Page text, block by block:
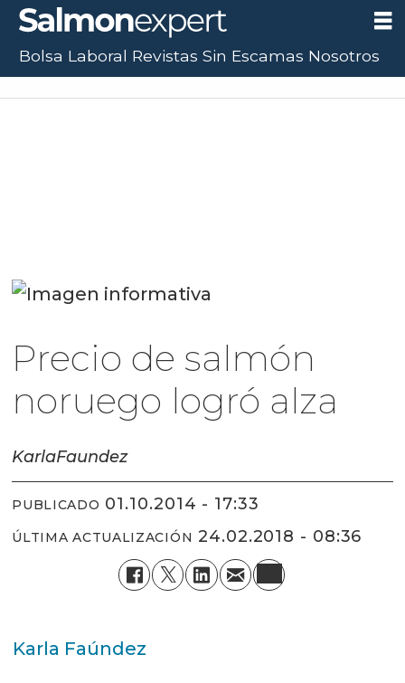
Precio de salmón
noruego logró alza
KarlaFaundez
PUBLICADO 01.10.2014 - 17:33
ÚLTIMA ACTUALIZACIÓN 24.02.2018 - 08:36
Karla Faúndez
Bolsa Laboral Revistas Sin Escamas Nosotros